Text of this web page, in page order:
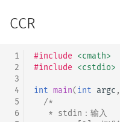
CCR
1
2
3
4
5
6
#include <cmath>
#include <cstdio>
int main(int argc ,
/*
   * stdin：输入